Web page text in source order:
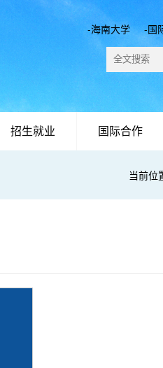
-国
-海南大学
招生就业 国际合作
当前位